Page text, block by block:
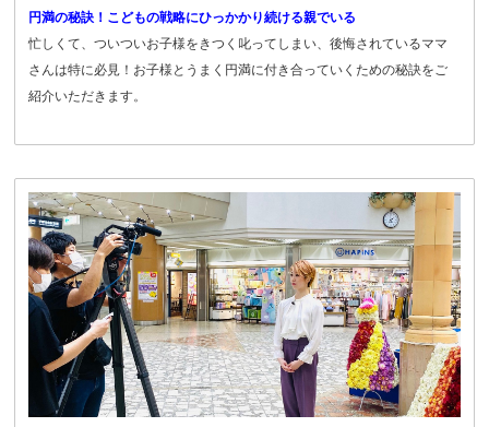
円満の秘訣！こどもの戦略にひっかかり続ける親でいる
忙しくて、ついついお子様をきつく叱ってしまい、後悔されているママ
さんは特に必見！お子様とうまく円満に付き合っていくための秘訣をご
紹介いただきます。